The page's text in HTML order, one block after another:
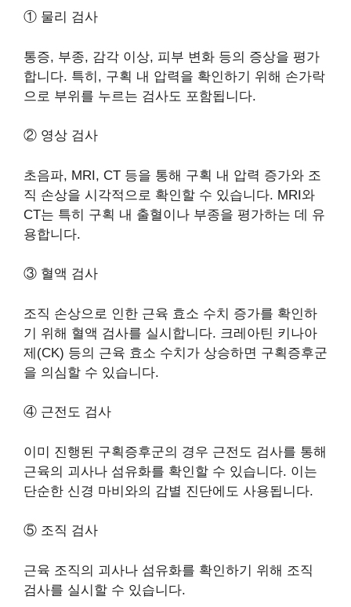
① 물리 검사
통증, 부종, 감각 이상, 피부 변화 등의 증상을 평가
합니다. 특히, 구획 내 압력을 확인하기 위해 손가락
으로 부위를 누르는 검사도 포함됩니다.
② 영상 검사
초음파, MRI, CT 등을 통해 구획 내 압력 증가와 조
직 손상을 시각적으로 확인할 수 있습니다. MRI와
CT는 특히 구획 내 출혈이나 부종을 평가하는 데 유
용합니다.
③ 혈액 검사
조직 손상으로 인한 근육 효소 수치 증가를 확인하
기 위해 혈액 검사를 실시합니다. 크레아틴 키나아
제(CK) 등의 근육 효소 수치가 상승하면 구획증후군
을 의심할 수 있습니다.
④ 근전도 검사
이미 진행된 구획증후군의 경우 근전도 검사를 통해
근육의 괴사나 섬유화를 확인할 수 있습니다. 이는
단순한 신경 마비와의 감별 진단에도 사용됩니다.
⑤ 조직 검사
근육 조직의 괴사나 섬유화를 확인하기 위해 조직
검사를 실시할 수 있습니다.